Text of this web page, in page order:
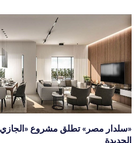
«سلدار مصر» تطلق مشروع «الجازي
الجديدة